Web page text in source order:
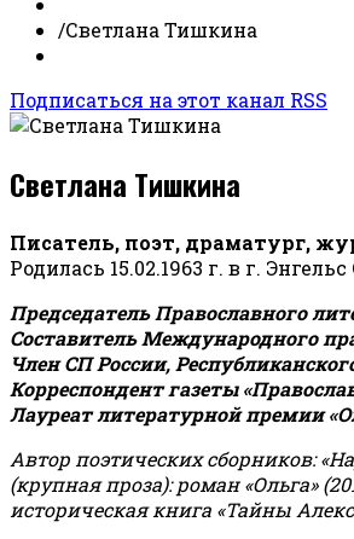
/Светлана Тишкина
Подписаться на этот канал RSS
Светлана Тишкина
Писатель, поэт, драматург,
Родилась 15.02.1963 г. в г.
Председатель Православного
Составитель Международного
Член СП России,
Корреспондент газеты
Лауреат литературной премии
Автор поэтических сборников:
(крупная проза): роман «Ольга»
историческая книга «Тайны